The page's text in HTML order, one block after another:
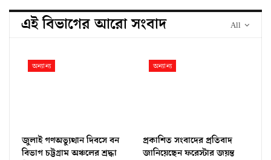
All
এই বিভাগের আরো সংবাদ
অন্যান্য
জুলাই গণঅভ্যুত্থান দিবসে বন
বিভাগ চট্টগ্রাম অঞ্চলের শ্রদ্ধা
অন্যান্য
প্রকাশিত সংবাদের প্রতিবাদ
জানিয়েছেন ফরেস্টার জয়ন্ত